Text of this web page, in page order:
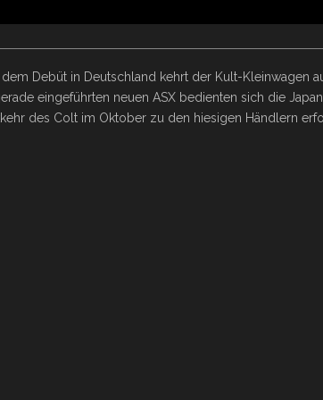
Debüt in Deutschland kehrt der Kult-Kleinwagen
eingeführten neuen ASX bedienten sich die
des Colt im Oktober zu den hiesigen Händlern